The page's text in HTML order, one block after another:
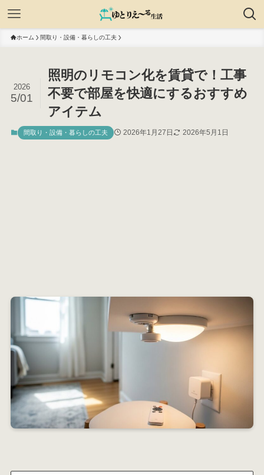
ホーム 間取り・設備・暮らしの工夫
照明のリモコン化を賃貸で！工事
不要で部屋を快適にするおすすめ
アイテム
2026
5/01
間取り・設備・暮らしの工夫 2026年1月27日 2026年5月1日